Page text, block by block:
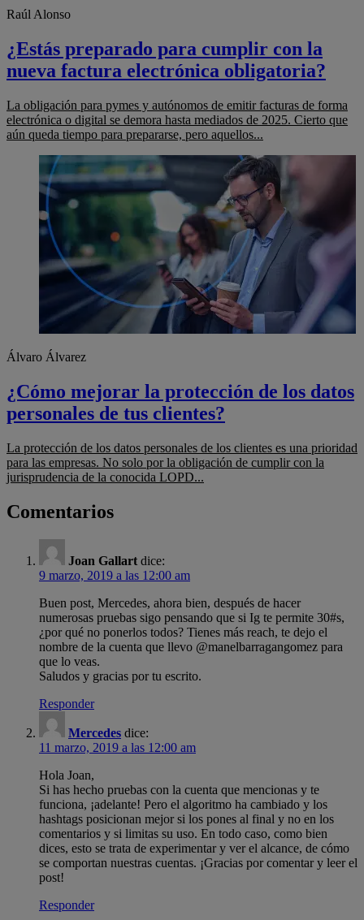
Raúl Alonso
¿Estás preparado para cumplir con la
nueva factura electrónica obligatoria?
La obligación para pymes y autónomos de emitir facturas de forma
electrónica o digital se demora hasta mediados de 2025. Cierto que
aún queda tiempo para prepararse, pero aquellos...
Álvaro Álvarez
¿Cómo mejorar la protección de los datos
personales de tus clientes?
La protección de los datos personales de los clientes es una prioridad
para las empresas. No solo por la obligación de cumplir con la
jurisprudencia de la conocida LOPD...
Comentarios
Joan Gallart dice:
9 marzo, 2019 a las 12:00 am
Buen post, Mercedes, ahora bien, después de hacer
numerosas pruebas sigo pensando que si Ig te permite 30#s,
¿por qué no ponerlos todos? Tienes más reach, te dejo el
nombre de la cuenta que llevo @manelbarragangomez para
que lo veas.
Saludos y gracias por tu escrito.
Responder
Mercedes dice:
11 marzo, 2019 a las 12:00 am
Hola Joan,
Si has hecho pruebas con la cuenta que mencionas y te
funciona, ¡adelante! Pero el algoritmo ha cambiado y los
hashtags posicionan mejor si los pones al final y no en los
comentarios y si limitas su uso. En todo caso, como bien
dices, esto se trata de experimentar y ver el alcance, de cómo
se comportan nuestras cuentas. ¡Gracias por comentar y leer el
post!
Responder